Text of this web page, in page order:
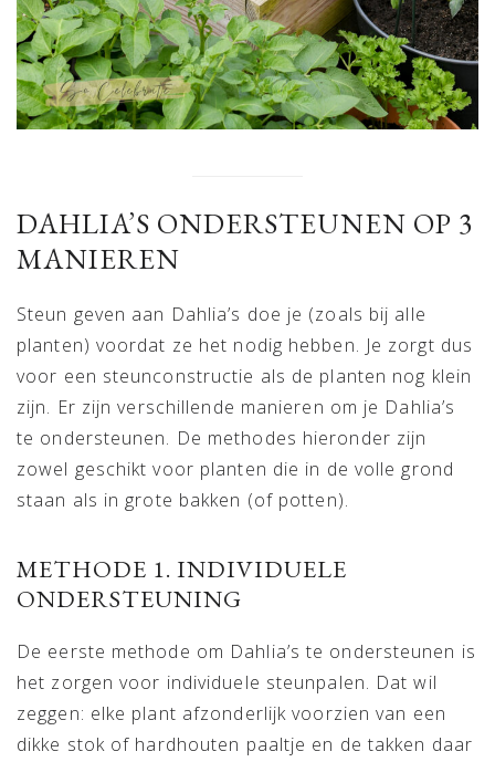
DAHLIA’S ONDERSTEUNEN OP 3
MANIEREN
Steun geven aan Dahlia’s doe je (zoals bij alle
planten) voordat ze het nodig hebben. Je zorgt dus
voor een steunconstructie als de planten nog klein
zijn. Er zijn verschillende manieren om je Dahlia’s
te ondersteunen. De methodes hieronder zijn
zowel geschikt voor planten die in de volle grond
staan als in grote bakken (of potten).
METHODE 1. INDIVIDUELE
ONDERSTEUNING
De eerste methode om Dahlia’s te ondersteunen is
het zorgen voor individuele steunpalen. Dat wil
zeggen: elke plant afzonderlijk voorzien van een
dikke stok of hardhouten paaltje en de takken daar